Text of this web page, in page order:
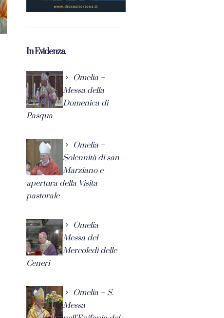
In Evidenza
Omelia –
Messa della
Domenica di
Pasqua
Omelia –
Solennità di san
Marziano e
apertura della Visita
pastorale
Omelia –
Messa del
Mercoledì delle
Ceneri
Omelia – S.
Messa